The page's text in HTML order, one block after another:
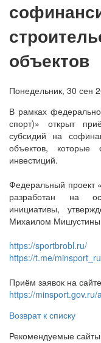
объектов
Понедельник, 30 сен
В рамках
спорт)» открыт
субсидий на
объектов, которые
инвестиций.
Федеральный проект
разработан на
инициативы,
Михаилом
https://sportbrobl.ru/
https://t.me/
Приём заявок на
https://
Возврат к списку
Рекомендуемые